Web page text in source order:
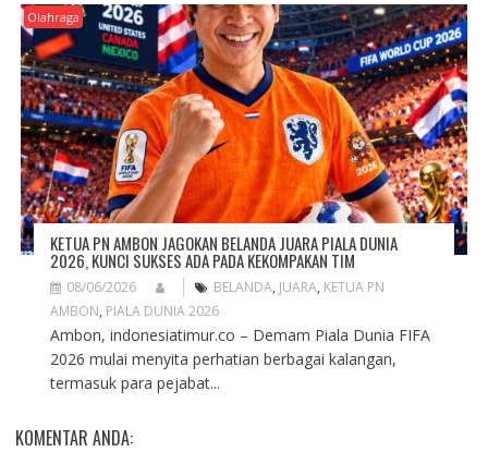
Olahraga
KETUA PN AMBON JAGOKAN BELANDA JUARA PIALA DUNIA
2026, KUNCI SUKSES ADA PADA KEKOMPAKAN TIM
08/06/2026 BELANDA, JUARA, KETUA PN
AMBON, PIALA DUNIA 2026
Ambon, indonesiatimur.co – Demam Piala Dunia FIFA
2026 mulai menyita perhatian berbagai kalangan,
termasuk para pejabat...
KOMENTAR ANDA: